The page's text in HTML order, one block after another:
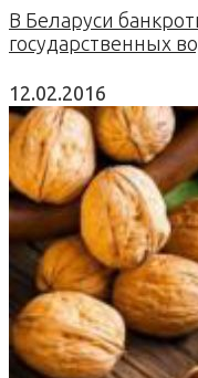
В Беларуси
государственных
12.02.2016